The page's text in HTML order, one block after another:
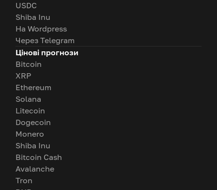
USDC
Shiba Inu
На Wordpress
Через Telegram
Цінові прогнози
Bitcoin
XRP
Ethereum
Solana
Litecoin
Dogecoin
Monero
Shiba Inu
Bitcoin Cash
Avalanche
Tron